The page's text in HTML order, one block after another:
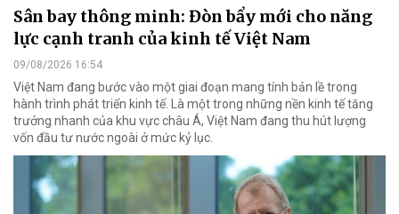
Sân bay thông minh: Đòn bẩy mới cho năng
lực cạnh tranh của kinh tế Việt Nam
09/08/2026 16:54
Việt Nam đang bước vào một giai đoạn mang tính bản lề trong
hành trình phát triển kinh tế. Là một trong những nền kinh tế tăng
trưởng nhanh của khu vực châu Á, Việt Nam đang thu hút lượng
vốn đầu tư nước ngoài ở mức kỷ lục.